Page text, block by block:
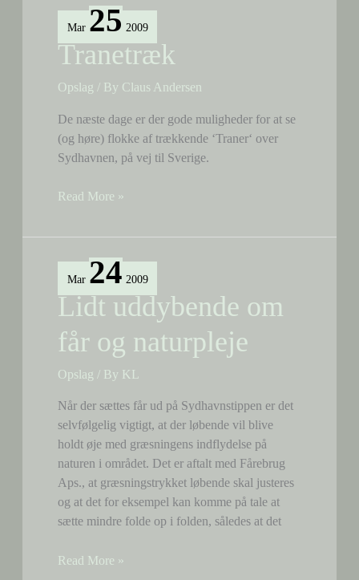
Mar 25 2009
Tranetræk
Opslag / By Claus Andersen
De næste dage er der gode muligheder for at se
(og høre) flokke af trækkende ‘Traner‘ over
Sydhavnen, på vej til Sverige.
Tranetræk
Read More »
Mar 24 2009
Lidt uddybende om
får og naturpleje
Opslag / By KL
Når der sættes får ud på Sydhavnstippen er det
selvfølgelig vigtigt, at der løbende vil blive
holdt øje med græsningens indflydelse på
naturen i området. Det er aftalt med Fårebrug
Aps., at græsningstrykket løbende skal justeres
og at det for eksempel kan komme på tale at
sætte mindre folde op i folden, således at det
Lidt
Read More »